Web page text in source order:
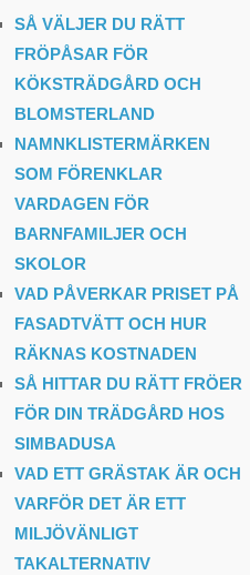
SÅ VÄLJER DU RÄTT
FRÖPÅSAR FÖR
KÖKSTRÄDGÅRD OCH
BLOMSTERLAND
NAMNKLISTERMÄRKEN
SOM FÖRENKLAR
VARDAGEN FÖR
BARNFAMILJER OCH
SKOLOR
VAD PÅVERKAR PRISET PÅ
FASADTVÄTT OCH HUR
RÄKNAS KOSTNADEN
SÅ HITTAR DU RÄTT FRÖER
FÖR DIN TRÄDGÅRD HOS
SIMBADUSA
VAD ETT GRÄSTAK ÄR OCH
VARFÖR DET ÄR ETT
MILJÖVÄNLIGT
TAKALTERNATIV